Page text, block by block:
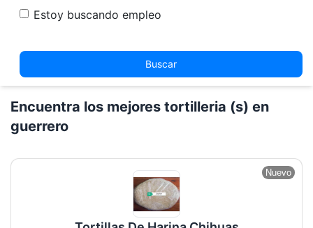
Estoy buscando empleo
Buscar
Encuentra los mejores tortilleria (s) en
guerrero
Nuevo